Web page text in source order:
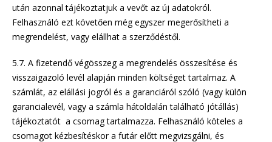
után azonnal tájékoztatjuk a vevőt az új adatokról.
Felhasználó ezt követően még egyszer megerősítheti a
megrendelést, vagy elállhat a szerződéstől.
5.7. A fizetendő végösszeg a megrendelés összesítése és
visszaigazoló levél alapján minden költséget tartalmaz. A
számlát, az elállási jogról és a garanciáról szóló (vagy külön
garancialevél, vagy a számla hátoldalán található jótállás)
tájékoztatót a csomag tartalmazza. Felhasználó köteles a
csomagot kézbesítéskor a futár előtt megvizsgálni, és